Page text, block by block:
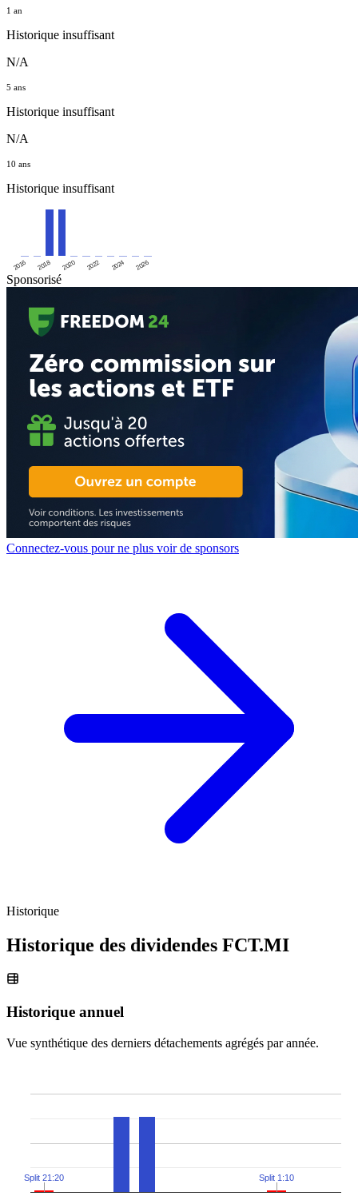
1 an
Historique insuffisant
N/A
5 ans
Historique insuffisant
N/A
10 ans
Historique insuffisant
2016 2018 2020 2022 2024 2026
Sponsorisé
Connectez-vous pour ne plus voir de sponsors
Historique
Historique des dividendes FCT.MI
Historique annuel
Vue synthétique des derniers détachements agrégés par année.
Split 21:20 Split 1:10